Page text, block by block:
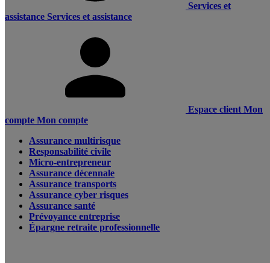
Services et
assistance Services et assistance
Espace client Mon
compte Mon compte
Assurance multirisque
Responsabilité civile
Micro-entrepreneur
Assurance décennale
Assurance transports
Assurance cyber risques
Assurance santé
Prévoyance entreprise
Épargne retraite professionnelle